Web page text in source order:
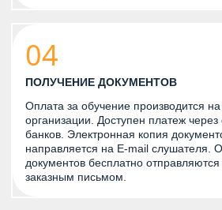
04
ПОЛУЧЕНИЕ ДОКУМЕНТОВ
Оплата за обучение производится
организации. Доступен платеж
банков. Электронная копия
направляется на E-mail слушателя.
документов бесплатно
заказным письмом.